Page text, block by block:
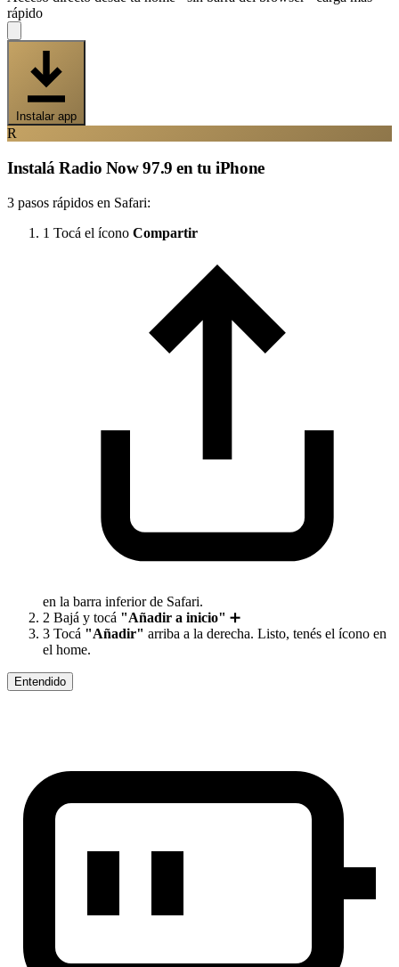
rápido
Instalar app
R
Instalá Radio Now 97.9 en tu iPhone
3 pasos rápidos en Safari:
1 Tocá el ícono Compartir
en la barra inferior de Safari.
2 Bajá y tocá "Añadir a inicio" ➕
3 Tocá "Añadir" arriba a la derecha. Listo, tenés el ícono en
el home.
Entendido